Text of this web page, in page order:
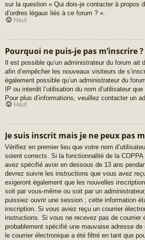
sur la question « Qui dois-je contacter à propos
d’ordres légaux liés à ce forum ? ».
Haut
Pourquoi ne puis-je pas m’inscrire ?
Il est possible qu’un administrateur du forum
afin d’empêcher les nouveaux visiteurs de
également possible qu’un administrateur du
IP ou interdit l’utilisation du nom d’utilisateur
Pour plus d’informations, veuillez contacter un
Haut
Je suis inscrit mais je ne peux pas
Vérifiez en premier lieu que votre nom
soient corrects. Si la fonctionnalité de la
avez spécifié avoir en dessous de 13 ans
devrez suivre les instructions que vous avez
exigeront également que les nouvelles
soit par vous-même ou soit par un
puissiez ouvrir une session ; cette information
inscription. Si vous aviez reçu un courrier
instructions. Si vous ne recevez pas de courrier
probablement spécifié une mauvaise adresse de
le courrier électronique a été filtré en tant que